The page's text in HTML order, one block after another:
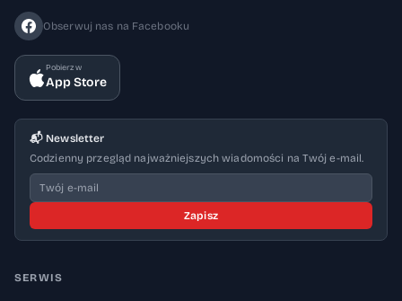
Obserwuj nas na Facebooku
Pobierz w
App Store
📬 Newsletter
Codzienny przegląd najważniejszych wiadomości na Twój e-mail.
Zapisz
SERWIS